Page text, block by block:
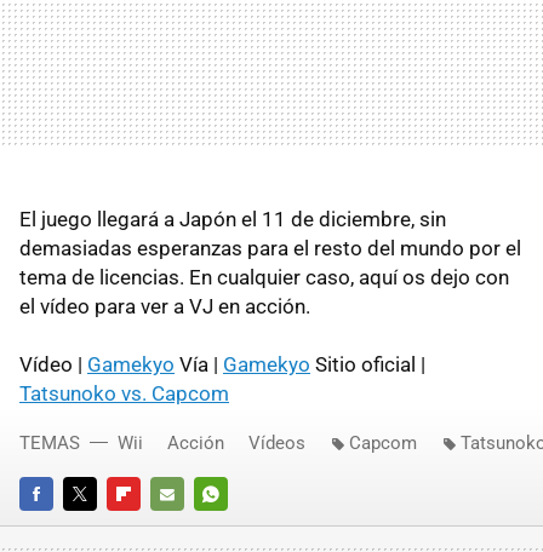
El juego llegará a Japón el 11 de diciembre, sin
demasiadas esperanzas para el resto del mundo por el
tema de licencias. En cualquier caso, aquí os dejo con
el vídeo para ver a VJ en acción.
Vídeo | Gamekyo Vía | Gamekyo Sitio oficial |
Tatsunoko vs. Capcom
FACEBOOKTWITTERFLIPBOARD
E-
WHATSAPP
TEMAS Wii Acción Vídeos Capcom